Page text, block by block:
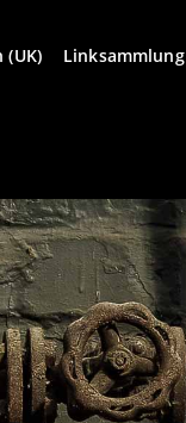
(UK) Linksammlung